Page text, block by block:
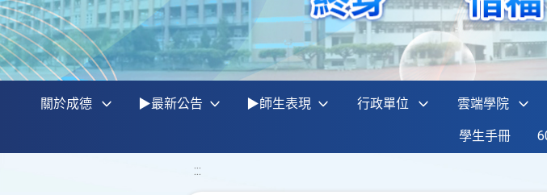
關於成德 ▶最新公告 ▶師生表現 行政單位 雲端學院
學生手冊
:::